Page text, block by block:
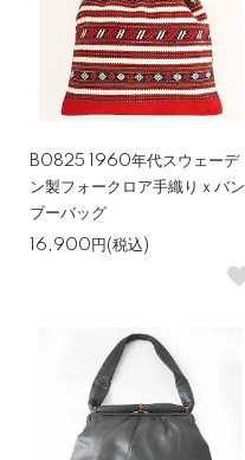
B0825 1960年代スウェーデ
ン製フォークロア手織りｘバン
ブーバッグ
16,900円(税込)